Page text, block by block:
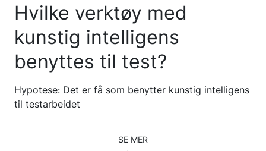
Hvilke verktøy med
kunstig intelligens
benyttes til test?
Hypotese: Det er få som benytter kunstig intelligens
til testarbeidet
SE MER